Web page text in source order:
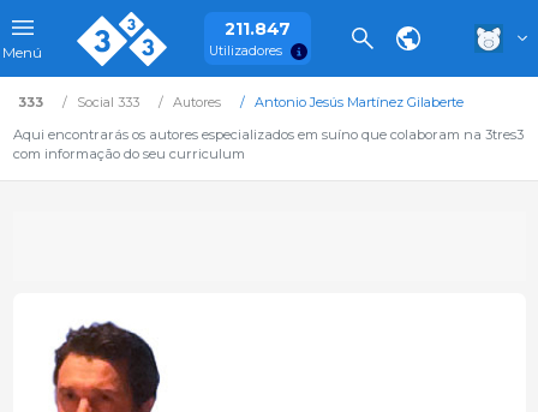
Menú
211.847
Utilizadores
333 Social 333 Autores
Antonio Jesús Martínez Gilaberte
Aqui encontrarás os autores especializados em suíno que colaboram na 3tres3
com informação do seu curriculum